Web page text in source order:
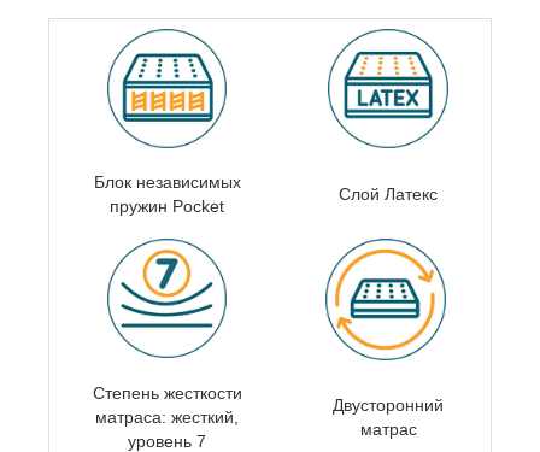
Блок независимых
пружин Pocket
Слой Латекс
Степень жесткости
матраса: жесткий,
уровень 7
Двусторонний
матрас